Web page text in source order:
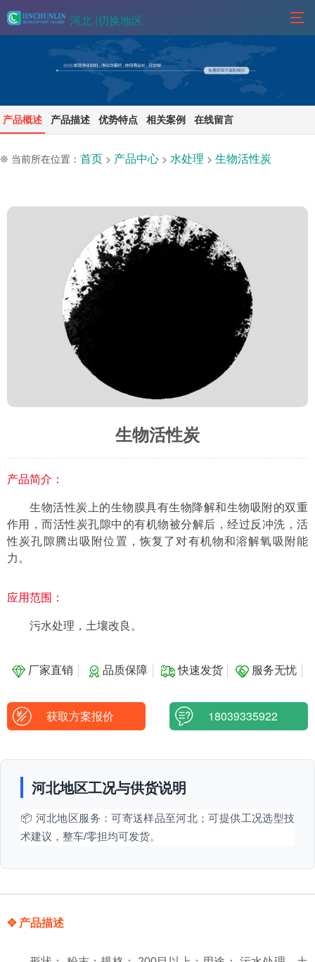
河北 |切换地区
产品概述 产品描述 优势特点 相关案例 在线留言
❊ 当前所在位置： 首页 > 产品中心 > 水处理 > 生物活性炭
生物活性炭
产品简介：
生物活性炭上的生物膜具有生物降解和生物吸附的双重
作用，而活性炭孔隙中的有机物被分解后，经过反冲洗，活
性炭孔隙腾出吸附位置，恢复了对有机物和溶解氧吸附能
力。
应用范围：
污水处理，土壤改良。
厂家直销 品质保障 快速发货 服务无忧
获取方案报价 18039335922
河北地区工况与供货说明
📦 河北地区服务：可寄送样品至河北；可提供工况选型技
术建议，整车/零担均可发货。
✥ 产品描述